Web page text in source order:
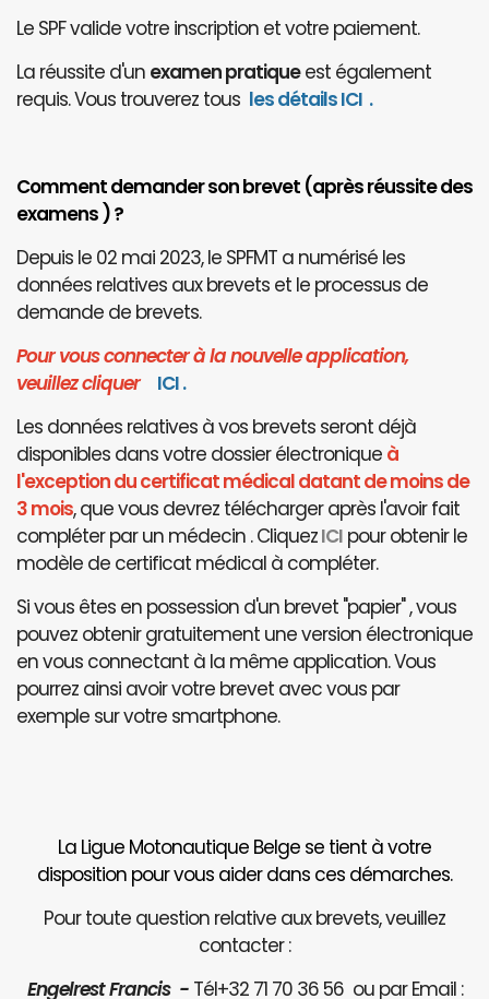
Le SPF valide votre inscription et votre paiement.
La réussite d'un examen pratiqueest également
requis. Vous trouverez tous les détails ICI .
Comment demander son brevet (après réussite des
examens ) ?
Depuis le 02 mai 2023, le SPFMT a numérisé les
données relatives aux brevets et le processus de
demande de brevets.
Pour vous connecter à la nouvelle application,
veuillez cliquer ICI.
Les données relatives à vos brevets seront déjà
disponibles dans votre dossier électronique à
l'exception du certificat médical datant de moins de
3 mois, que vous devrez télécharger après l'avoir fait
compléter par un médecin . CliquezICI pour obtenir le
modèle de certificat médical à compléter.
Si vous êtes en possession d'un brevet "papier" , vous
pouvez obtenir gratuitement une version électronique
en vous connectant à la même application. Vous
pourrez ainsi avoir votre brevet avec vous par
exemple sur votre smartphone.
La Ligue Motonautique Belge se tient à votre
disposition pour vous aider dans ces démarches.
Pour toute question relative aux brevets, veuillez
contacter :
Engelrest Francis -Tél+32 71 70 36 56 ou par Email :